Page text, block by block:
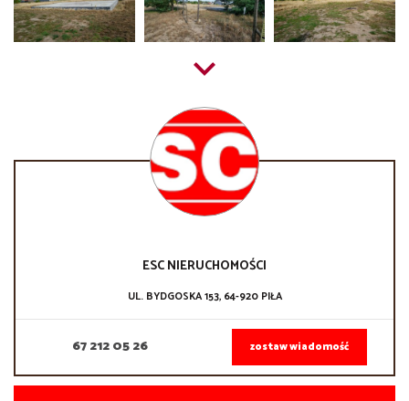
ESC NIERUCHOMOŚCI
UL. BYDGOSKA 153, 64-920 PIŁA
67 212 05 26 zostaw wiadomość